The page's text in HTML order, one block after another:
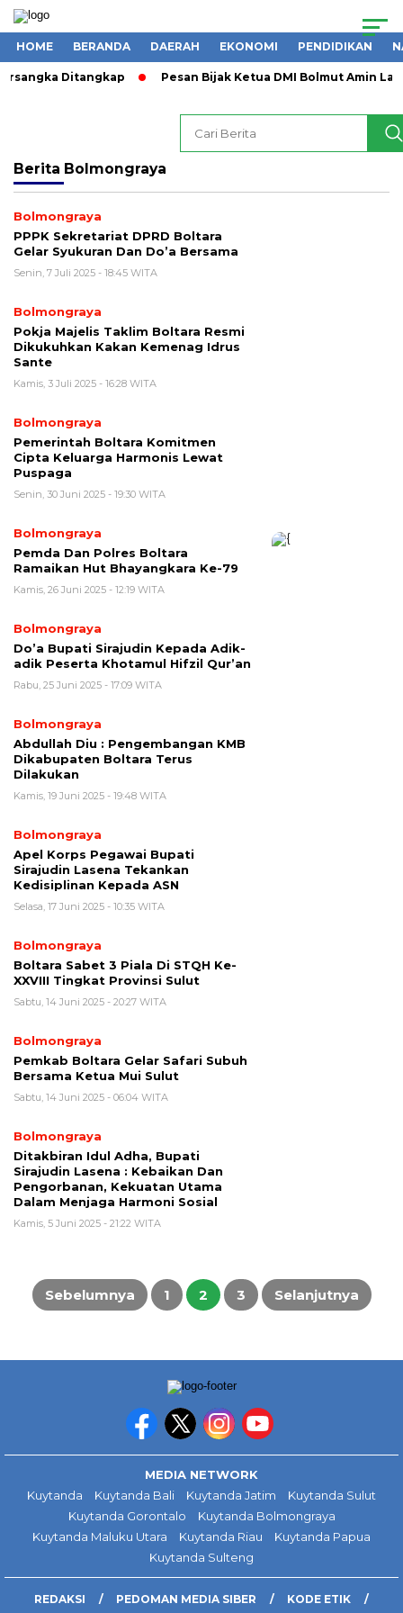
HOME BERANDA DAERAH EKONOMI PENDIDIKAN
Ditangkap Pesan Bijak Ketua DMI Bolmut Amin
Berita Bolmongraya
Bolmongraya
PPPK Sekretariat DPRD Boltara
Gelar Syukuran Dan Do’a Bersama
Senin, 7 Juli 2025 - 18:45 WITA
Bolmongraya
Pokja Majelis Taklim Boltara Resmi
Dikukuhkan Kakan Kemenag Idrus
Sante
Kamis, 3 Juli 2025 - 16:28 WITA
Bolmongraya
Pemerintah Boltara Komitmen
Cipta Keluarga Harmonis Lewat
Puspaga
Senin, 30 Juni 2025 - 19:30 WITA
Bolmongraya
Pemda Dan Polres Boltara
Ramaikan Hut Bhayangkara Ke-79
Kamis, 26 Juni 2025 - 12:19 WITA
Bolmongraya
Do’a Bupati Sirajudin Kepada Adik-
adik Peserta Khotamul Hifzil Qur’an
Rabu, 25 Juni 2025 - 17:09 WITA
Bolmongraya
Abdullah Diu : Pengembangan KMB
Dikabupaten Boltara Terus
Dilakukan
Kamis, 19 Juni 2025 - 19:48 WITA
Bolmongraya
Apel Korps Pegawai Bupati
Sirajudin Lasena Tekankan
Kedisiplinan Kepada ASN
Selasa, 17 Juni 2025 - 10:35 WITA
Bolmongraya
Boltara Sabet 3 Piala Di STQH Ke-
XXVIII Tingkat Provinsi Sulut
Sabtu, 14 Juni 2025 - 20:27 WITA
Bolmongraya
Pemkab Boltara Gelar Safari Subuh
Bersama Ketua Mui Sulut
Sabtu, 14 Juni 2025 - 06:04 WITA
Bolmongraya
Ditakbiran Idul Adha, Bupati
Sirajudin Lasena : Kebaikan Dan
Pengorbanan, Kekuatan Utama
Dalam Menjaga Harmoni Sosial
Kamis, 5 Juni 2025 - 21:22 WITA
Paginasi
pos
Sebelumnya 1 2 3 Selanjutnya
MEDIA NETWORK
Kuytanda
Kuytanda Bali Kuytanda Jatim
Kuytanda Sulut
Kuytanda Gorontalo
Kuytanda Bolmongraya
Kuytanda Maluku Utara
Kuytanda Riau
Kuytanda Papua
Kuytanda Sulteng
REDAKSI PEDOMAN MEDIA SIBER KODE ETIK